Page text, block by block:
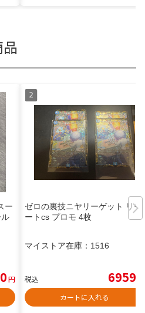
ー
円
ゼロの裏技ニヤリーゲット リモ
ートcs プロモ 4枚
マイストア在庫： 1516
税込 6959
カートに入れる